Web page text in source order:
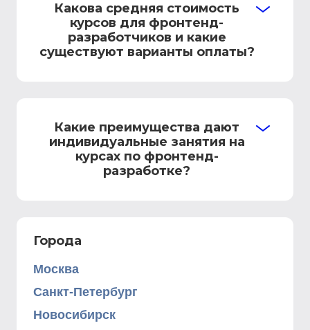
Какова средняя стоимость
курсов для фронтенд-
разработчиков и какие
существуют варианты оплаты?
Какие преимущества дают
индивидуальные занятия на
курсах по фронтенд-
разработке?
Города
Москва
Санкт-Петербург
Новосибирск